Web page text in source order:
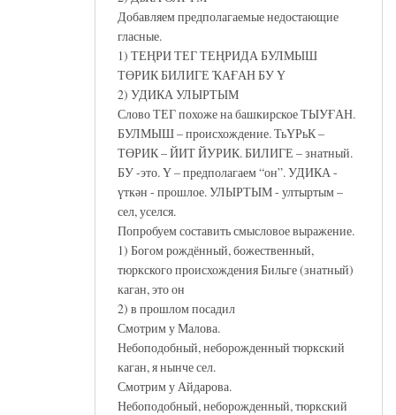
Добавляем предполагаемые недостающие
гласные.
1) ТЕҢРИ ТЕГ ТЕҢРИДА БУЛМЫШ
ТӨРИК БИЛИГЕ ҠАҒАН БУ Ү
2) УДИКА УЛЫРТЫМ
Слово ТЕГ похоже на башкирское ТЫУҒАН.
БУЛМЫШ – происхождение. ТьҮРьК –
ТӨРИК – ЙИТ ЙУРИК. БИЛИГЕ – знатный.
БУ -это. Ү – предполагаем “он”. УДИКА -
үткән - прошлое. УЛЫРТЫМ - ултыртым –
сел, уселся.
Попробуем составить смысловое выражение.
1) Богом рождённый, божественный,
тюркского происхождения Бильге (знатный)
каган, это он
2) в прошлом посадил
Смотрим у Малова.
Небоподобный, неборожденный тюркский
каган, я нынче сел.
Смотрим у Айдарова.
Небоподобный, неборожденный, тюркский